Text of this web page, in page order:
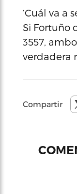
‘Cuál va a
Si Fortuño
3557,
verdadera
Compartir